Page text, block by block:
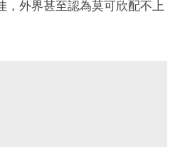
，外界甚至認為莫可欣配不上